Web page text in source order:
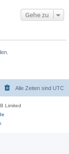
Gehe zu
Alle Zeiten sind UTC
Limited